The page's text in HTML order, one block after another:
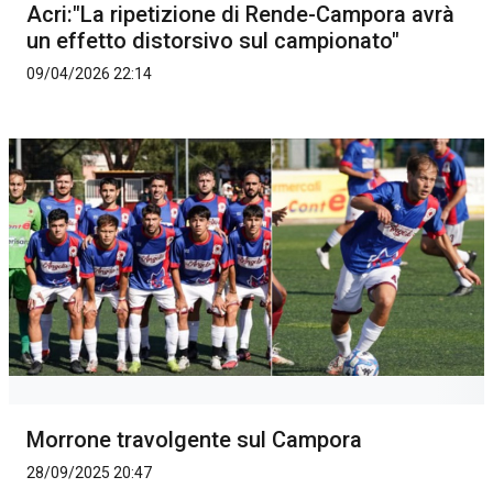
Acri:"La ripetizione di Rende-Campora avrà
un effetto distorsivo sul campionato"
09/04/2026 22:14
Morrone travolgente sul Campora
28/09/2025 20:47